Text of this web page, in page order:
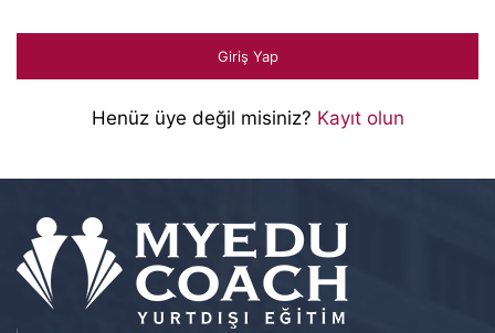
Henüz üye değil misiniz? Kayıt olun